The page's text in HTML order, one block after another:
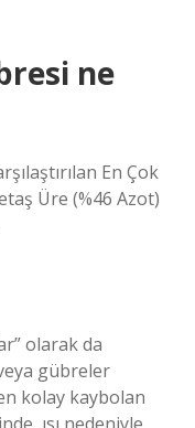
ne
En Çok
Üre (%46 Azot)
olarak da
gübreler
kolay kaybolan